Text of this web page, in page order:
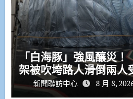
「白海豚」強風釀災
架被吹垮路人滑倒兩人
新聞聯訪中心 8 月 8,